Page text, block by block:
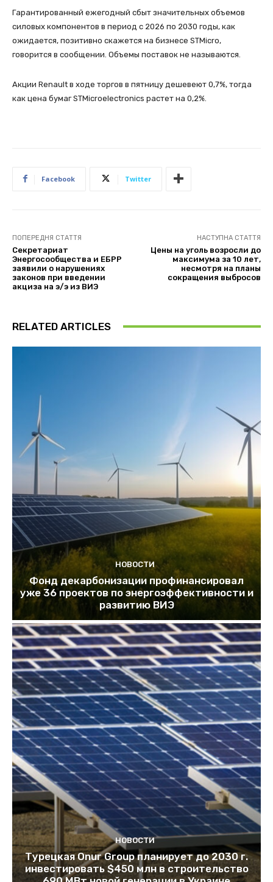
Гарантированный ежегодный сбыт значительных объемов
силовых компонентов в период с 2026 по 2030 годы, как
ожидается, позитивно скажется на бизнесе STMicro,
говорится в сообщении. Объемы поставок не называются.
Акции Renault в ходе торгов в пятницу дешевеют 0,7%, тогда
как цена бумаг STMicroelectronics растет на 0,2%.
Facebook Twitter
ПОПЕРЕДНЯ СТАТТЯ
Секретариат
Энергосообщества и ЕБРР
заявили о нарушениях
законов при введении
акциза на э/э из ВИЭ
НАСТУПНА СТАТТЯ
Цены на уголь возросли до
максимума за 10 лет,
несмотря на планы
сокращения выбросов
RELATED ARTICLES
НОВОСТИ
Фонд декарбонизации профинансировал
уже 36 проектов по энергоэффективности и
развитию ВИЭ
НОВОСТИ
Турецкая Onur Group планирует до 2030 г.
инвестировать $450 млн в строительство